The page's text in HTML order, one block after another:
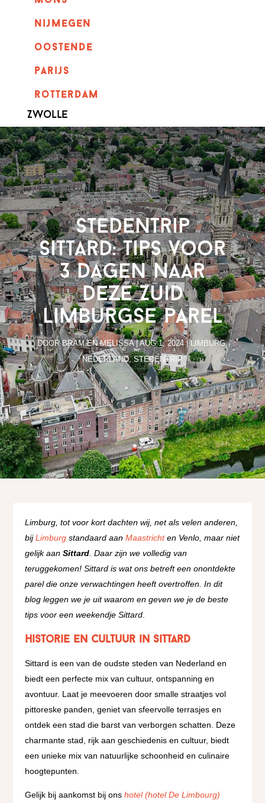
nijmegen
oostende
parijs
rotterdam
Zwolle
Stedentrip
Sittard: tips voor
3 dagen naar
deze Zuid
Limburgse parel
DOORBRAM EN MELISSA|AUG 1, 2024| LIMBURG,
NEDERLAND,STEDENTRIP
Limburg, tot voor kort dachten wij, net als velen anderen,
bijLimburg standaard aanMaastrichten Venlo, maar niet
gelijk aanSittard . Daar zijn we volledig van
teruggekomen! Sittard is wat ons betreft een onontdekte
parel die onze verwachtingen heeft overtroffen. In dit
blog leggen we je uit waarom en geven we je de beste
tips voor een weekendje Sittard
Historie en Cultuur in Sittard
Sittard is een van de oudste steden van Nederland en
biedt een perfecte mix van cultuur, ontspanning en
avontuur. Laat je meevoeren door smalle straatjes vol
pittoreske panden, geniet van sfeervolle terrasjes en
ontdek een stad die barst van verborgen schatten. Deze
charmante stad, rijk aan geschiedenis en cultuur, biedt
een unieke mix van natuurlijke schoonheid en culinaire
hoogtepunten.
Gelijk bij aankomst bij onshotel (hotel De Limbourg)